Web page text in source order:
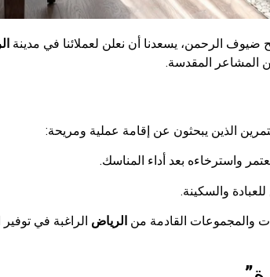
ضيوف الرحمن، يسعدنا أن نعلن لعملائنا في مدينة
المشاعر المقدسة.
الذين يبحثون عن إقامة عملية ومريحة:
واسترخاءه بعد أداء المناسك.
والسكينة.
والمجموعات القادمة من الرياض الراغبة في